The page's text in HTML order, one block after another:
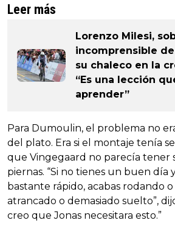
Leer más
Lorenzo Milesi,
incomprensible
su chaleco en la
“Es una lección
aprender”
Para Dumoulin, el problema no
del plato. Era si el montaje tenía
que Vingegaard no parecía tener
piernas. “Si no tienes un buen día
bastante rápido, acabas rodando
atrancado o demasiado suelto”,
creo que Jonas necesitara esto.”